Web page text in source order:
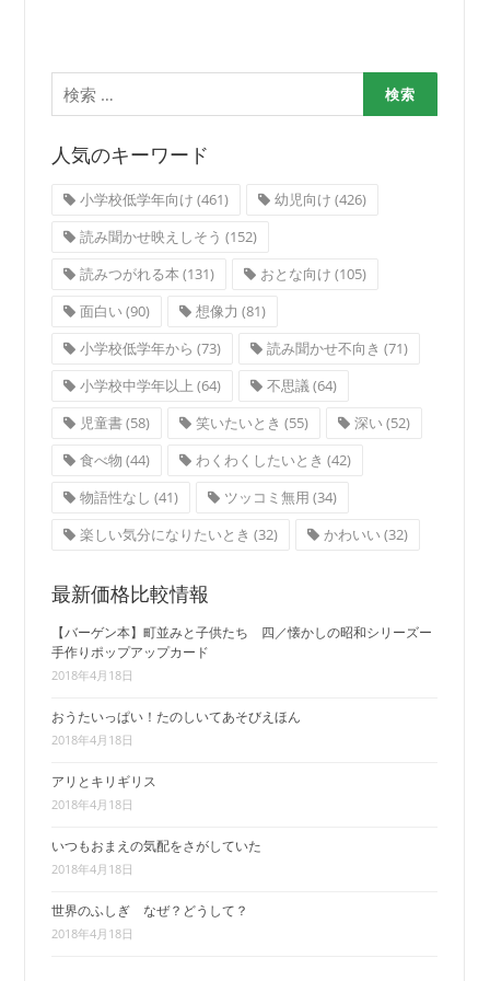
検
索:
人気のキーワード
小学校低学年向け (461) 幼児向け (426)
読み聞かせ映えしそう (152)
読みつがれる本 (131) おとな向け (105)
面白い(90) 想像力 (81)
小学校低学年から (73) 読み聞かせ不向き (71)
小学校中学年以上 (64) 不思議(64)
児童書(58) 笑いたいとき (55) 深い(52)
食べ物 (44) わくわくしたいとき (42)
物語性なし (41) ツッコミ無用 (34)
楽しい気分になりたいとき (32) かわいい(32)
最新価格比較情報
【バーゲン本】町並みと子供たち 四／懐かしの昭和シリーズー
手作りポップアップカード
2018年4月18日
おうたいっぱい！たのしいてあそびえほん
2018年4月18日
アリとキリギリス
2018年4月18日
いつもおまえの気配をさがしていた
2018年4月18日
世界のふしぎ なぜ？どうして？
2018年4月18日